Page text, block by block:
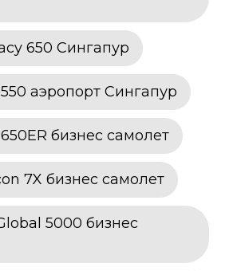
650 Сингапур
аэропорт Сингапур
бизнес самолет
7X бизнес самолет
5000 бизнес